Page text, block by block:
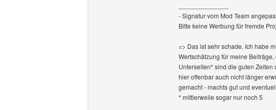
- Signatur vom Mod Team
Bitte keine Werbung für fremde
=> Das ist sehr schade. Ich habe
Wertschätzung für meine
Unterseiten* sind die guten
hier offenbar auch nicht länger
gemacht - machts gut und
* mittlerweile sogar nur noch 5